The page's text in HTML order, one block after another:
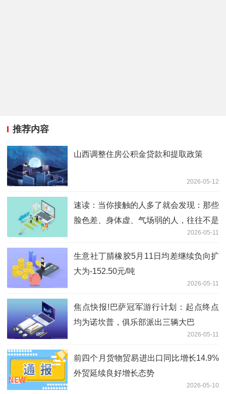
推荐内容
山西调整住房公积金贷款和提取政策
2026-05-12
速读：当你接触的人多了就会发现：那些
脸色差、身体虚、气场弱的人，往往不是
太累了，而是精神内耗把自己耗干了2026-05-11
生意社丁腈橡胶5月11日均差继续负向扩
大为-152.50元/吨
2026-05-11
焦点快报!巴萨冠军游行计划：起点终点
均为诺坎普，俱乐部派出三辆大巴
2026-05-11
前四个月货物贸易进出口同比增长14.9%
外贸延续良好增长态势
2026-05-10